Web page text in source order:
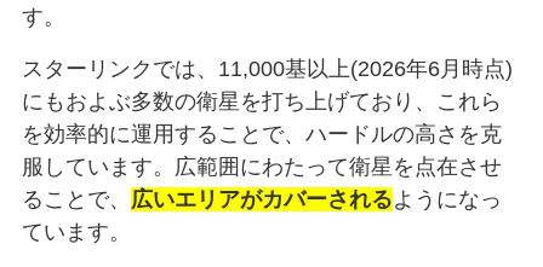
す。
スターリンクでは、11,000基以上(2026年6月時点)
にもおよぶ多数の衛星を打ち上げており、これら
を効率的に運用することで、ハードルの高さを克
服しています。広範囲にわたって衛星を点在させ
ることで、 広いエリアがカバーされるようになっ
ています。